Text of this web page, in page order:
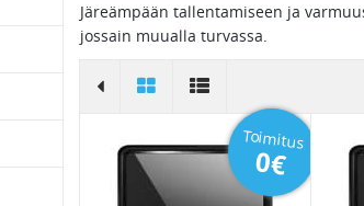
Järeämpään tallentamiseen ja
jossain muualla turvassa.
Toimitus
0€